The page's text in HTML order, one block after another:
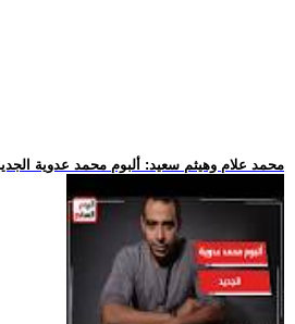
.. محمد علام وهيثم سعيد: ألبوم محمد عدوية